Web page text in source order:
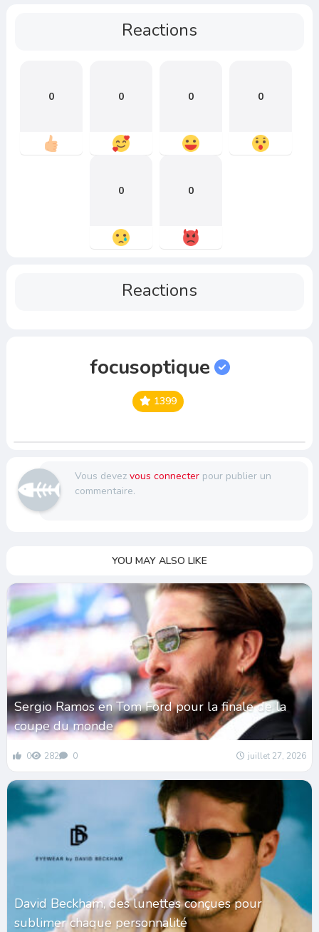
Reactions
0 0 0 0
0 0
Reactions
focusoptique
1399
Vous devez vous connecterpour publier un
commentaire.
YOU MAY ALSO LIKE
Sergio Ramos en Tom Ford pour la finale de la
coupe du monde
0 282 0 juillet 27, 2026
David Beckham, des lunettes conçues pour
sublimer chaque personnalité